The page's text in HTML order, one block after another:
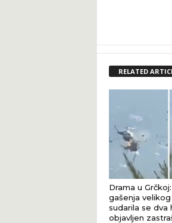
RELATED
Drama u
gašenja velikog
sudarila se dva
objavljen